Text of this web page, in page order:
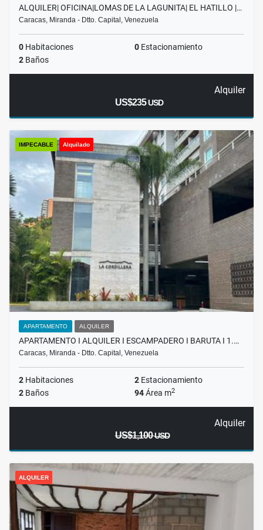
ALQUILER| OFICINA|LOMAS DE LA LAGUNITA| EL HATILLO |…
Caracas, Miranda - Dtto. Capital, Venezuela
0 Habitaciones 0 Estacionamiento
2 Baños
Alquiler
US$235USD
IMPECABLE Alquilado
APARTAMENTO ALQUILER
APARTAMENTO I ALQUILER I ESCAMPADERO I BARUTA I 1.…
Caracas, Miranda - Dtto. Capital, Venezuela
2 Habitaciones 2 Estacionamiento
2 Baños 94Área m2
Alquiler
US$1,100USD
ALQUILER